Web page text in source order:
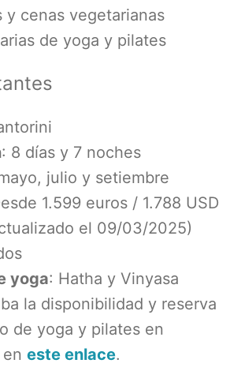
y cenas vegetarianas
de yoga y pilates
: 8 días y 7 noches
julio y setiembre
1.599 euros / 1.788 USD
el 09/03/2025)
yoga: Hatha y Vinyasa
la disponibilidad y reserva
de yoga y pilates en
este enlace.